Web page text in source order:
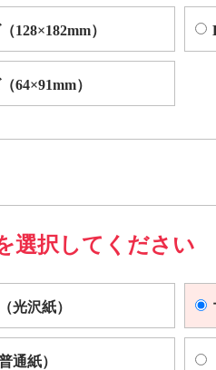
128×182mm）
64×91mm）
選択してください
光沢紙）
通紙）